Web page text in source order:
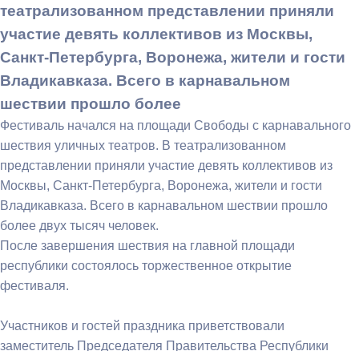
театрализованном представлении приняли
участие девять коллективов из Москвы,
Санкт-Петербурга, Воронежа, жители и гости
Владикавказа. Всего в карнавальном
шествии прошло более
Фестиваль начался на площади Свободы с карнавального
шествия уличных театров. В театрализованном
представлении приняли участие девять коллективов из
Москвы, Санкт-Петербурга, Воронежа, жители и гости
Владикавказа. Всего в карнавальном шествии прошло
более двух тысяч человек.
После завершения шествия на главной площади
республики состоялось торжественное открытие
фестиваля.
Участников и гостей праздника приветствовали
заместитель Председателя Правительства Республики